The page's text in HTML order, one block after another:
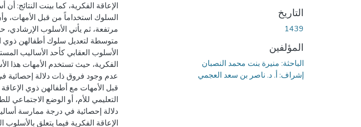
التاريخ
1439
المؤلفين
الباحثة: منيرة بنت محمد النصبان
إشراف: أ. د. ناصر بن سعد العجمي
الإعاقة الفكرية، كما بينت النتائج:
السلوك استخداماً من قبل الأمهات،
مرتفعة، ثم يأتي الأسلوب
متوسطة لتعديل سلوك أطفالهن ذوي
الأسلوب العقابي كأحد الأساليب
الفكرية، حيث تستخدم الأمهات هذا
عدم وجود فروق ذات دلالة
قبل الأمهات مع أطفالهن ذوي
التعليمي للأم، أو الوضع
دلالة إحصائية في درجة ممارسة